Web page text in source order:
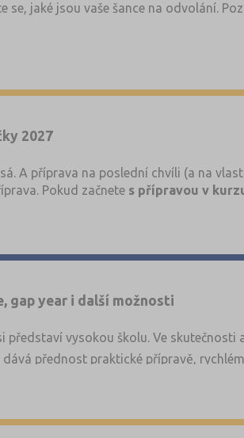
se, jaké jsou vaše šance na odvolání.
2027
A příprava na poslední chvíli (a na
Pokud začnete s přípravou v
gap year i další možnosti
představí vysokou školu. Ve
přednost praktické přípravě,
sebou.